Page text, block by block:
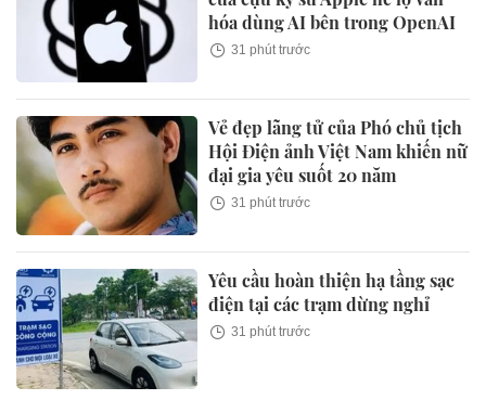
hóa dùng AI bên trong OpenAI
31 phút trước
Vẻ đẹp lãng tử của Phó chủ tịch
Hội Điện ảnh Việt Nam khiến nữ
đại gia yêu suốt 20 năm
31 phút trước
Yêu cầu hoàn thiện hạ tầng sạc
điện tại các trạm dừng nghỉ
31 phút trước